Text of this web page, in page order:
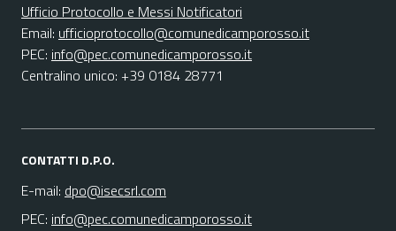
Ufficio Protocollo e Messi Notificatori
Email: ufficioprotocollo@comunedicamporosso.it
PEC: info@pec.comunedicamporosso.it
Centralino unico: +39 0184 28771
CONTATTI D.P.O.
E-mail: dpo@isecsrl.com
PEC: info@pec.comunedicamporosso.it